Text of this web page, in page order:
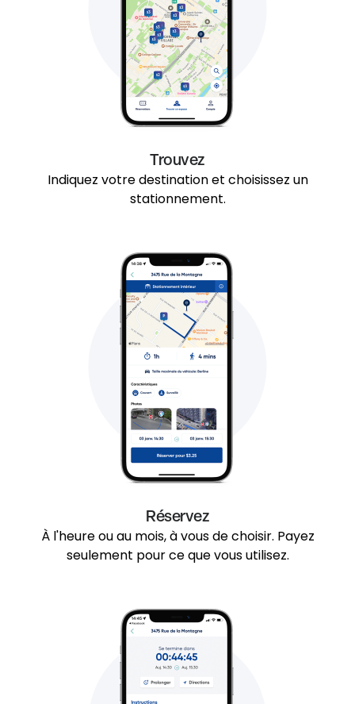
Trouvez
Indiquez votre destination et choisissez un
stationnement.
Réservez
À l'heure ou au mois, à vous de choisir. Payez
seulement pour ce que vous utilisez.